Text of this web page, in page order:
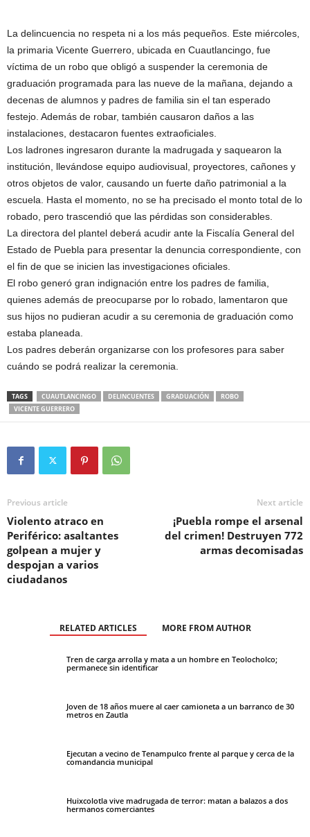
La delincuencia no respeta ni a los más pequeños. Este miércoles,
la primaria Vicente Guerrero, ubicada en Cuautlancingo, fue
víctima de un robo que obligó a suspender la ceremonia de
graduación programada para las nueve de la mañana, dejando a
decenas de alumnos y padres de familia sin el tan esperado
festejo. Además de robar, también causaron daños a las
instalaciones, destacaron fuentes extraoficiales.
Los ladrones ingresaron durante la madrugada y saquearon la
institución, llevándose equipo audiovisual, proyectores, cañones y
otros objetos de valor, causando un fuerte daño patrimonial a la
escuela. Hasta el momento, no se ha precisado el monto total de lo
robado, pero trascendió que las pérdidas son considerables.
La directora del plantel deberá acudir ante la Fiscalía General del
Estado de Puebla para presentar la denuncia correspondiente, con
el fin de que se inicien las investigaciones oficiales.
El robo generó gran indignación entre los padres de familia,
quienes además de preocuparse por lo robado, lamentaron que
sus hijos no pudieran acudir a su ceremonia de graduación como
estaba planeada.
Los padres deberán organizarse con los profesores para saber
cuándo se podrá realizar la ceremonia.
TAGS CUAUTLANCINGO DELINCUENTES GRADUACIÓN
ROBO
VICENTE GUERRERO
Previous article
Violento atraco en
Periférico: asaltantes
golpean a mujer y
despojan a varios
ciudadanos
Next article
¡Puebla rompe el arsenal
del crimen! Destruyen 772
armas decomisadas
RELATED ARTICLES MORE FROM AUTHOR
Tren de carga arrolla y mata a un hombre en Teolocholco;
permanece sin identificar
Joven de 18 años muere al caer camioneta a un barranco de 30
metros en Zautla
Ejecutan a vecino de Tenampulco frente al parque y cerca de la
comandancia municipal
Huixcolotla vive madrugada de terror: matan a balazos a dos
hermanos comerciantes